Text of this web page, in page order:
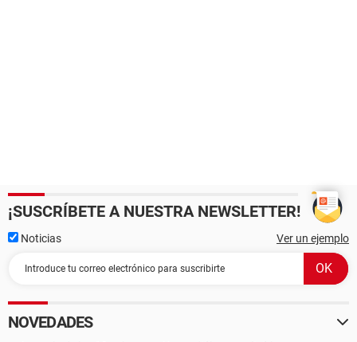
¡SUSCRÍBETE A NUESTRA NEWSLETTER!
Noticias Ver un ejemplo
NOVEDADES